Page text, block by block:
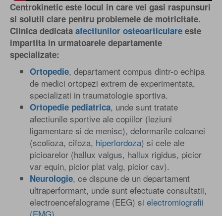
Centrokinetic este locul in care vei gasi raspunsuri
si solutii clare pentru problemele de motricitate.
Clinica dedicata afectiunilor osteoarticulare este
impartita in urmatoarele departamente
specializate:
Ortopedie, departament compus dintr-o echipa
de medici ortopezi extrem de experimentata,
specializati in traumatologie sportiva.
Ortopedie pediatrica, unde sunt tratate
afectiunile sportive ale copiilor (leziuni
ligamentare si de menisc), deformarile coloanei
(scolioza, cifoza, hiperlordoza) si cele ale
picioarelor (hallux valgus, hallux rigidus, picior
var equin, picior plat valg, picior cav).
Neurologie, ce dispune de un departament
ultraperformant, unde sunt efectuate consultatii,
electroencefalograme (EEG) si electromiografii